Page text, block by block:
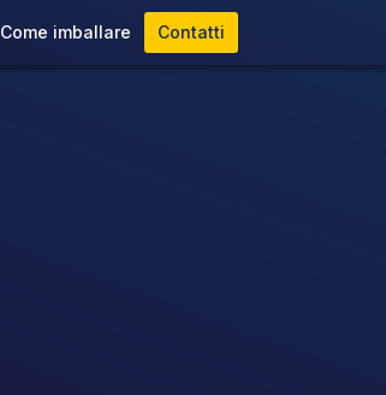
Come imballare Contatti